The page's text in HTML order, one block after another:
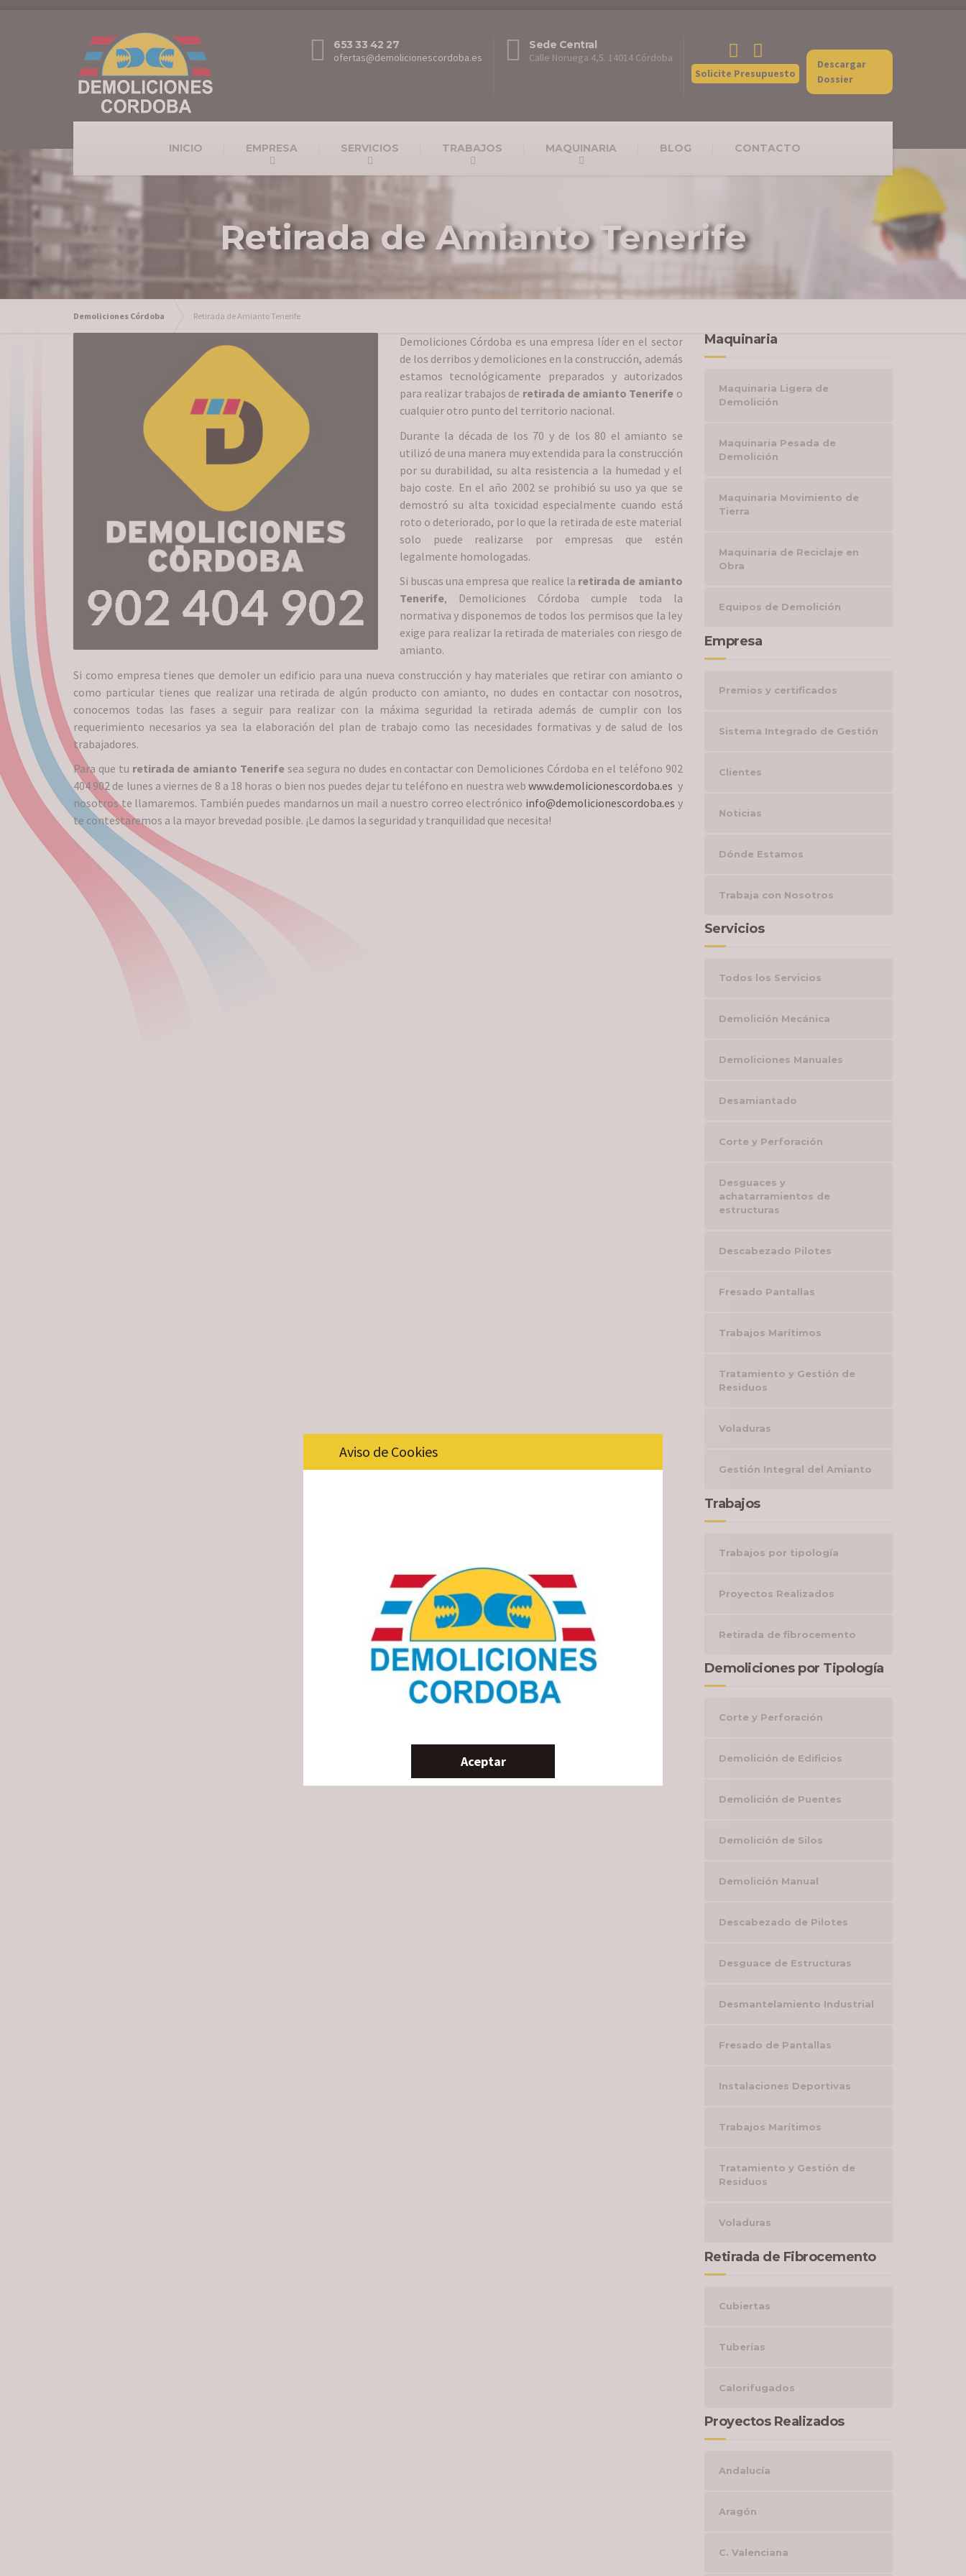
653 33 42 27
ofertas@demolicionescordoba.es
Sede Central
Calle Noruega 4,5. 14014 Córdoba
Solicite Presupuesto
Descargar
Dossier
INICIO EMPRESA SERVICIOS TRABAJOS MAQUINARIA BLOG CONTACTO
Retirada de Amianto Tenerife
Demoliciones Córdoba Retirada de Amianto Tenerife
Demoliciones Córdoba es una empresa líder en el sector
de los derribos y demoliciones en la construcción, además
estamos tecnológicamente preparados y autorizados
para realizar trabajos de retirada de amianto Tenerife o
cualquier otro punto del territorio nacional.
Durante la década de los 70 y de los 80 el amianto se
utilizó de una manera muy extendida para la construcción
por su durabilidad, su alta resistencia a la humedad y el
bajo coste. En el año 2002 se prohibió su uso ya que se
demostró su alta toxicidad especialmente cuando está
roto o deteriorado, por lo que la retirada de este material
solo puede realizarse por empresas que estén
legalmente homologadas.
Si buscas una empresa que realice la retirada de amianto
Tenerife, Demoliciones Córdoba cumple toda la
normativa y disponemos de todos los permisos que la ley
exige para realizar la retirada de materiales con riesgo de
amianto.
Si como empresa tienes que demoler un edificio para una nueva construcción y hay materiales que retirar con amianto o
como particular tienes que realizar una retirada de algún producto con amianto, no dudes en contactar con nosotros,
conocemos todas las fases a seguir para realizar con la máxima seguridad la retirada además de cumplir con los
requerimiento necesarios ya sea la elaboración del plan de trabajo como las necesidades formativas y de salud de los
trabajadores.
Para que tu retirada de amianto Tenerife sea segura no dudes en contactar con Demoliciones Córdoba en el teléfono 902
404 902 de lunes a viernes de 8 a 18 horas o bien nos puedes dejar tu teléfono en nuestra webwww.demolicionescordoba.es y
nosotros te llamaremos. También puedes mandarnos un mail a nuestro correo electrónico info@demolicionescordoba.es y
te contestaremos a la mayor brevedad posible. ¡Le damos la seguridad y tranquilidad que necesita!
Maquinaria
Maquinaria Ligera de
Demolición
Maquinaria Pesada de
Demolición
Maquinaria Movimiento de
Tierra
Maquinaria de Reciclaje en
Obra
Equipos de Demolición
Empresa
Premios y certificados
Sistema Integrado de Gestión
Clientes
Noticias
Dónde Estamos
Trabaja con Nosotros
Servicios
Todos los Servicios
Demolición Mecánica
Demoliciones Manuales
Desamiantado
Corte y Perforación
Desguaces y
achatarramientos de
estructuras
Descabezado Pilotes
Fresado Pantallas
Trabajos Marítimos
Tratamiento y Gestión de
Residuos
Voladuras
Gestión Integral del Amianto
Trabajos
Trabajos por tipología
Proyectos Realizados
Retirada de fibrocemento
Demoliciones por Tipología
Corte y Perforación
Demolición de Edificios
Demolición de Puentes
Demolición de Silos
Demolición Manual
Descabezado de Pilotes
Desguace de Estructuras
Desmantelamiento Industrial
Fresado de Pantallas
Instalaciones Deportivas
Trabajos Marítimos
Tratamiento y Gestión de
Residuos
Voladuras
Retirada de Fibrocemento
Cubiertas
Tuberías
Calorifugados
Proyectos Realizados
Andalucía
Aragón
C. Valenciana
Aviso de Cookies
Utilizamos cookies propias y de terceros para obtener datos
estadísticos de la navegación de nuestros usuarios y mejorar
nuestros servicios. Si acepta o continúa navegando, consideramos
Aceptar